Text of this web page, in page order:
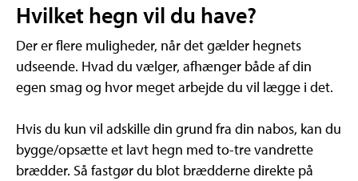
Hvilket hegn vil du have?
Der er flere muligheder, når det gælder hegnets
udseende. Hvad du vælger, afhænger både af din
egen smag og hvor meget arbejde du vil lægge i det.
Hvis du kun vil adskille din grund fra din nabos, kan du
bygge/opsætte et lavt hegn med to-tre vandrette
brædder. Så fastgør du blot brædderne direkte på